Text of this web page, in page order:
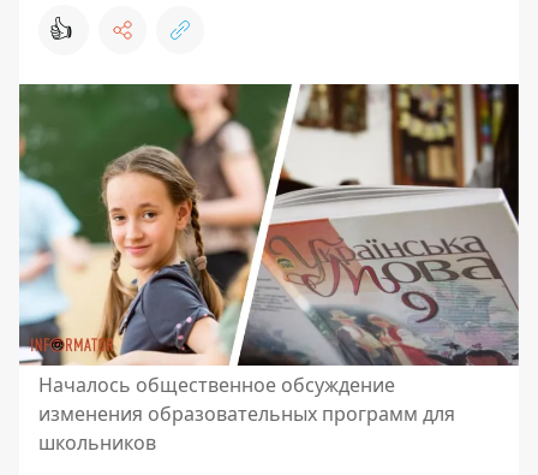
👍
Началось общественное обсуждение
изменения образовательных программ для
школьников